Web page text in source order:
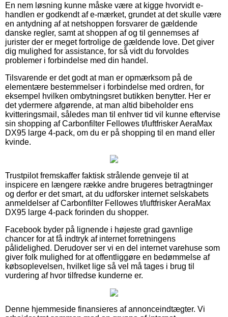
En nem løsning kunne måske være at kigge hvorvidt e-
handlen er godkendt af e-mærket, grundet at det skulle være
en antydning af at netshoppen forsvarer de gældende
danske regler, samt at shoppen af og til gennemses af
jurister der er meget fortrolige de gældende love. Det giver
dig mulighed for assistance, for så vidt du forvoldes
problemer i forbindelse med din handel.
Tilsvarende er det godt at man er opmærksom på de
elementære bestemmelser i forbindelse med ordren, for
eksempel hvilken ombytningsret butikken benytter. Her er
det ydermere afgørende, at man altid bibeholder ens
kvitteringsmail, således man til enhver tid vil kunne eftervise
sin shopping af Carbonfilter Fellowes t/luftfrisker AeraMax
DX95 large 4-pack, om du er på shopping til en mand eller
kvinde.
Trustpilot fremskaffer faktisk strålende genveje til at
inspicere en længere række andre brugeres betragtninger
og derfor er det smart, at du udforsker internet selskabets
anmeldelser af Carbonfilter Fellowes t/luftfrisker AeraMax
DX95 large 4-pack forinden du shopper.
Facebook byder på lignende i højeste grad gavnlige
chancer for at få indtryk af internet forretningens
pålidelighed. Derudover ser vi en del internet varehuse som
giver folk mulighed for at offentliggøre en bedømmelse af
købsoplevelsen, hvilket lige så vel må tages i brug til
vurdering af hvor tilfredse kunderne er.
Denne hjemmeside finansieres af annonceindtægter. Vi